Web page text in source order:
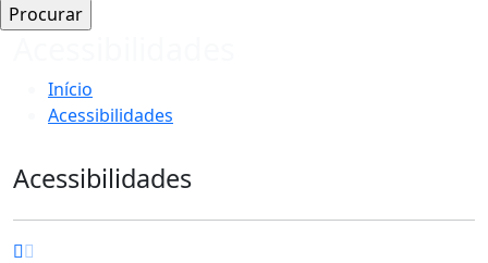
Início
Acessibilidades
Acessibilidades